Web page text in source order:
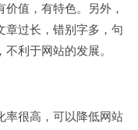
值，有特色。另外，
章过长，错别字多，句
利于网站的发展。
率很高，可以降低网站